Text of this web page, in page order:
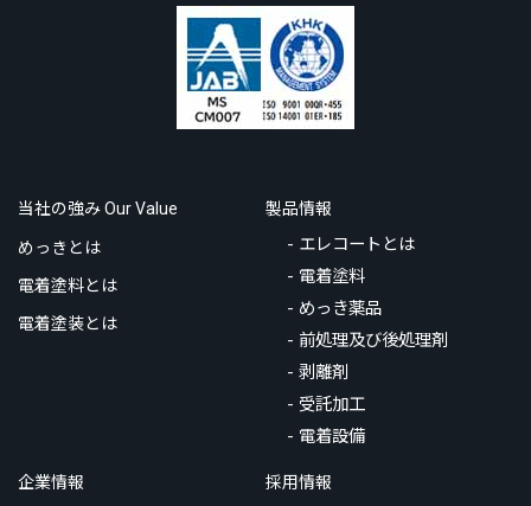
当社の強みOur Value
めっきとは
電着塗料とは
電着塗装とは
製品情報
エレコートとは
電着塗料
めっき薬品
前処理及び後処理剤
剥離剤
受託加工
電着設備
企業情報 採用情報